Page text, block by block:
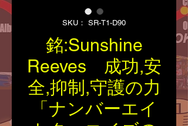
SKU： SR-T1-D90
銘:Sunshine
Reeves 成功,安
全,抑制,守護の力
「ナンバーエイ